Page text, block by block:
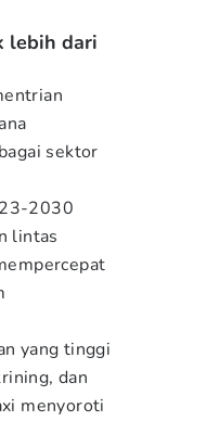
lebih dari
sektor
2030
lintas
yang tinggi
dan
menyoroti